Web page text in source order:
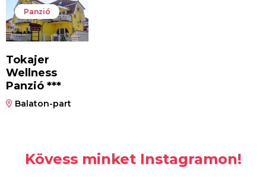
Panzió
Tokajer
Wellness
Panzió ***
Balaton-part
Kövess minket Instagramon!